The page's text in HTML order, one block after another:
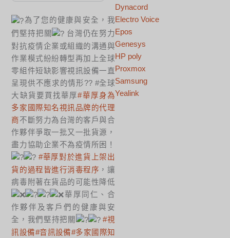
為了您的健康與安全，我
們堅持把關
台灣仍在努力
對抗疫情企業或組織的溝通與
作業模式紛紛轉型再加上全球
零組件短缺影響視訊設備一直
呈現供不應求的情形?‍? #全球
大缺貨要買找華厚#華厚身為
多家國際知名視訊品牌的代理
商不斷努力為台灣的客戶與合
作夥伴爭取一批又一批貨源，
盡力協助企業不為疫情所困！
#華厚對於進貨上架出
貨的過程皆進行消毒程序 ，讓
病毒附著在貨品的可能性降低
華厚同仁、合
作夥伴及客戶們的健康與安
全，我們堅持把關
#視
訊設備#音訊設備#多家國際知
Dynacord
Electro Voice
Epos
Genesys
HP poly
Proxmox
Samsung
Yealink